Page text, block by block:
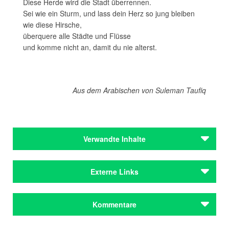
Diese Herde wird die Stadt überrennen.
Sei wie ein Sturm, und lass dein Herz so jung bleiben
wie diese Hirsche,
überquere alle Städte und Flüsse
und komme nicht an, damit du nie alterst.
Aus dem Arabischen von Suleman Taufiq
Verwandte Inhalte
Städteporträts
Externe Links
GedichtNarzissim Signaturen-Magazin, Übersetzung
Kommentare